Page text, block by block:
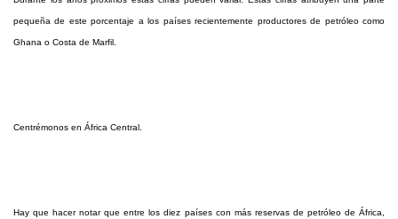
pequeña de este porcentaje a los países recientemente productores de petróleo como
Ghana o Costa de Marfil.
Centrémonos en África Central.
Hay que hacer notar que entre los diez países con más reservas de petróleo de África,